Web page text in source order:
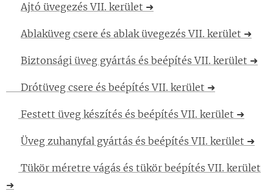
Ajtó üvegezés VII. kerület ➜
Ablaküveg csere és ablak üvegezés VII. kerület ➜
Biztonsági üveg gyártás és beépítés VII. kerület ➜
🔹 Drótüveg csere és beépítés VII. kerület ➜
Festett üveg készítés és beépítés VII. kerület ➜
Üveg zuhanyfal gyártás és beépítés VII. kerület ➜
Tükör méretre vágás és tükör beépítés VII. kerület
➜